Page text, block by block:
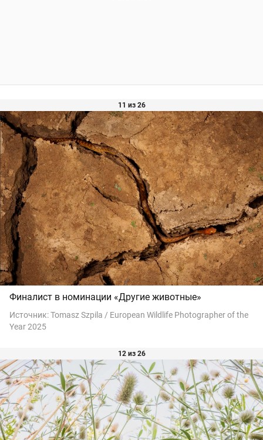
11 из 26
Финалист в номинации «Другие животные»
Источник:Tomasz Szpila / European Wildlife Photographer of the
Year 2025
12 из 26